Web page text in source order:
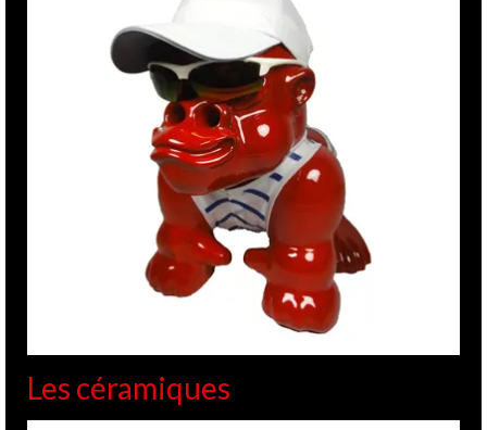
Les céramiques